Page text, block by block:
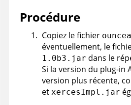
Procédure
Copiez le fichier
éventuellement, le
1.0b3.jar dans le
Si la version du plug-in
version plus récente,
et xercesImpl.jar